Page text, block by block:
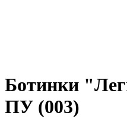
Ботинки
ПУ (003)